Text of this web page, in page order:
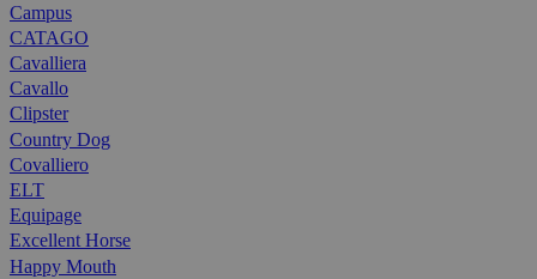
Campus
CATAGO
Cavalliera
Cavallo
Clipster
Country Dog
Covalliero
ELT
Equipage
Excellent Horse
Happy Mouth